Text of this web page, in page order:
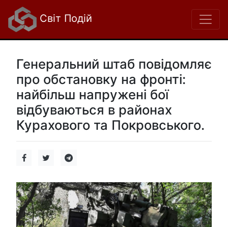
Світ Подій
Генеральний штаб повідомляє
про обстановку на фронті:
найбільш напружені бої
відбуваються в районах
Курахового та Покровського.